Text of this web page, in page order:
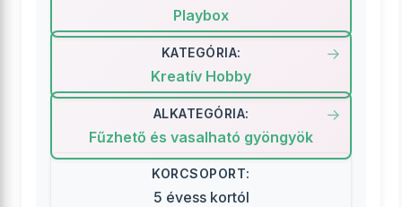
Playbox
KATEGÓRIA:
Kreatív Hobby
ALKATEGÓRIA:
Fűzhető és vasalható gyöngyök
KORCSOPORT:
5 évess kortól